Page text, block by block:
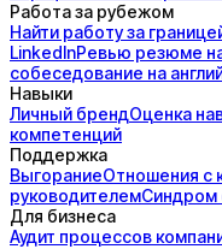
Работа за рубежом
Найти работу за
LinkedInРевью резюме
собеседование на
Навыки
Личный брендОценка
компетенций
Поддержка
ВыгораниеОтношения с
руководителемСиндром
Для бизнеса
Аудит процессов